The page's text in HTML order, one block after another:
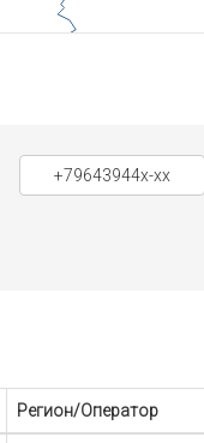
+79643944x-xx
Регион/Оператор